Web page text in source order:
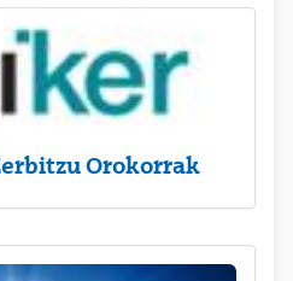
Orokorrak